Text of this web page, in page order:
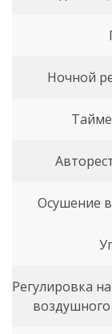
Ночной
Осушение
Регулировка